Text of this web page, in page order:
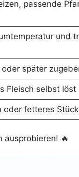
passende
und
später
Fleisch selbst löst
oder fetteres
ausprobieren! 🔥